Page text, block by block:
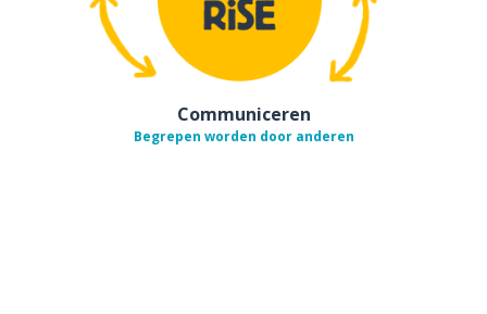
Communiceren
Begrepen worden door anderen